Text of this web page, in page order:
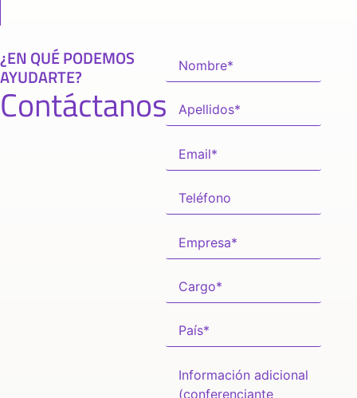
¿EN QUÉ PODEMOS
AYUDARTE?
Contáctanos